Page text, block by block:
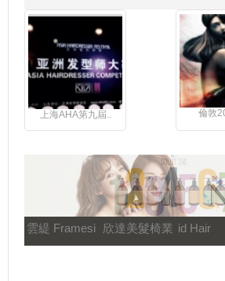
上海AHA第九屆.. 倫敦
雲緹 Framesi 欣達美髮椅業 id Hair